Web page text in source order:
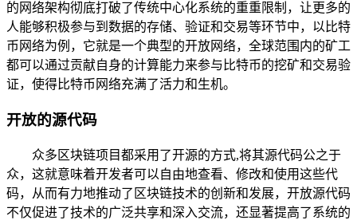
的网络架构彻底打破了传统中心化系统的重重限制，让更多的
人能够积极参与到数据的存储、验证和交易等环节中，以比特
币网络为例，它就是一个典型的开放网络，全球范围内的矿工
都可以通过贡献自身的计算能力来参与比特币的挖矿和交易验
证，使得比特币网络充满了活力和生机。
开放的源代码
众多区块链项目都采用了开源的方式,将其源代码公之于
众，这就意味着开发者可以自由地查看、修改和使用这些代
码，从而有力地推动了区块链技术的创新和发展，开放源代码
不仅促进了技术的广泛共享和深入交流，还显著提高了系统的